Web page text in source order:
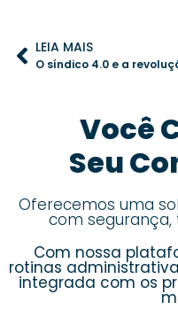
LEIA MAIS
Você
Seu
Oferecemos uma
com segurança,
Com nossa
rotinas
integrada com os